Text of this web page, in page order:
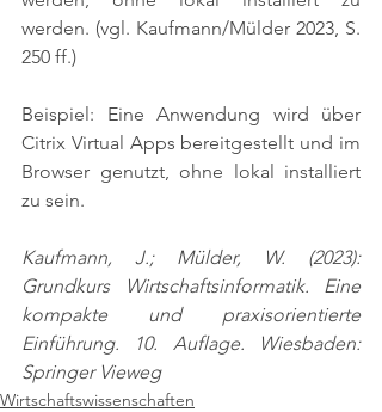
werden. (vgl. Kaufmann/Mülder 2023, S.
250 ff.)
Beispiel: Eine Anwendung wird über
Citrix Virtual Apps bereitgestellt und im
Browser genutzt, ohne lokal installiert
zu sein.
Kaufmann, J.; Mülder, W. (2023):
Grundkurs Wirtschaftsinformatik. Eine
kompakte und praxisorientierte
Einführung. 10. Auflage. Wiesbaden:
Springer Vieweg
Wirtschaftswissenschaften